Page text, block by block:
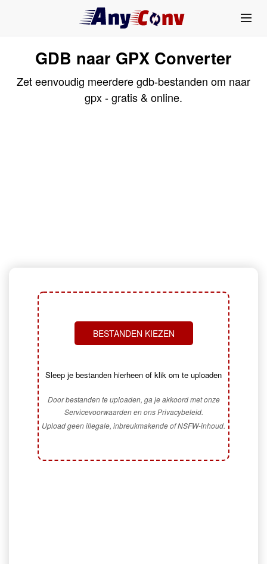
GDB naar GPX Converter
Zet eenvoudig meerdere gdb-bestanden om naar
gpx - gratis & online.
BESTANDEN KIEZEN
Sleep je bestanden hierheen of klik om te uploaden
Door bestanden te uploaden, ga je akkoord met onze
Servicevoorwaarden en ons Privacybeleid.
Upload geen illegale, inbreukmakende of NSFW-inhoud.